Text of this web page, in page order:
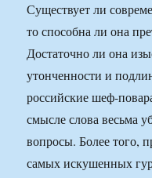
Существует ли
то способна ли она
Достаточно ли она
утонченности и
российские шеф-
смысле слова весьма
вопросы. Более того,
самых искушенных